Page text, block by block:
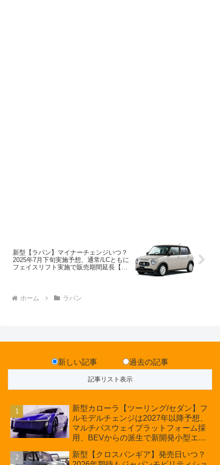
新型【ラパン】マイナーチェンジいつ？
2025年7月下旬実施予想、通常/LCともに
フェイスリフト実施で販売期間延長【ス
ホーム
ラパン
新しい記事 過去の記事
新型カローラ【ツーリング/セダン】フ
ルモデルチェンジは2027年以降予想、
マルチパスウェイプラットフォーム採
用、BEVからの派生で新開発小型エン
の採用は無しか【トヨタ最新情報】60
新型【クロスバンギア】発売日いつ？